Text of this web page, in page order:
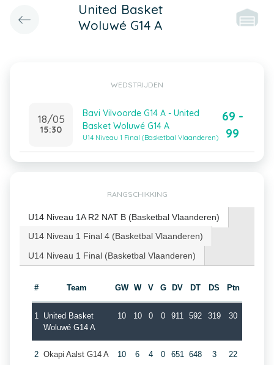
United Basket
Woluwé G14 A
WEDSTRIJDEN
18/05
15:30
Bavi Vilvoorde G14 A - United
Basket Woluwé G14 A
U14 Niveau 1 Final (Basketbal Vlaanderen)
69 -
99
RANGSCHIKKING
U14 Niveau 1A R2 NAT B (Basketbal Vlaanderen)
U14 Niveau 1 Final 4 (Basketbal Vlaanderen)
U14 Niveau 1 Final (Basketbal Vlaanderen)
# Team GW W V G DV DT DS Ptn
1
United Basket
Woluwé G14 A
10 10 0 0 911 592 319 30
2 Okapi Aalst G14 A 10 6 4 0 651 648 3 22